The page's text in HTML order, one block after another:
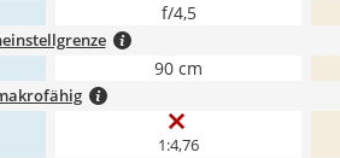
f/4,5
90 cm
1:4,76